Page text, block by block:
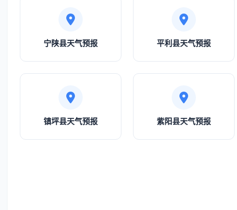
宁陕县天气预报 平利县天气预报
镇坪县天气预报 紫阳县天气预报